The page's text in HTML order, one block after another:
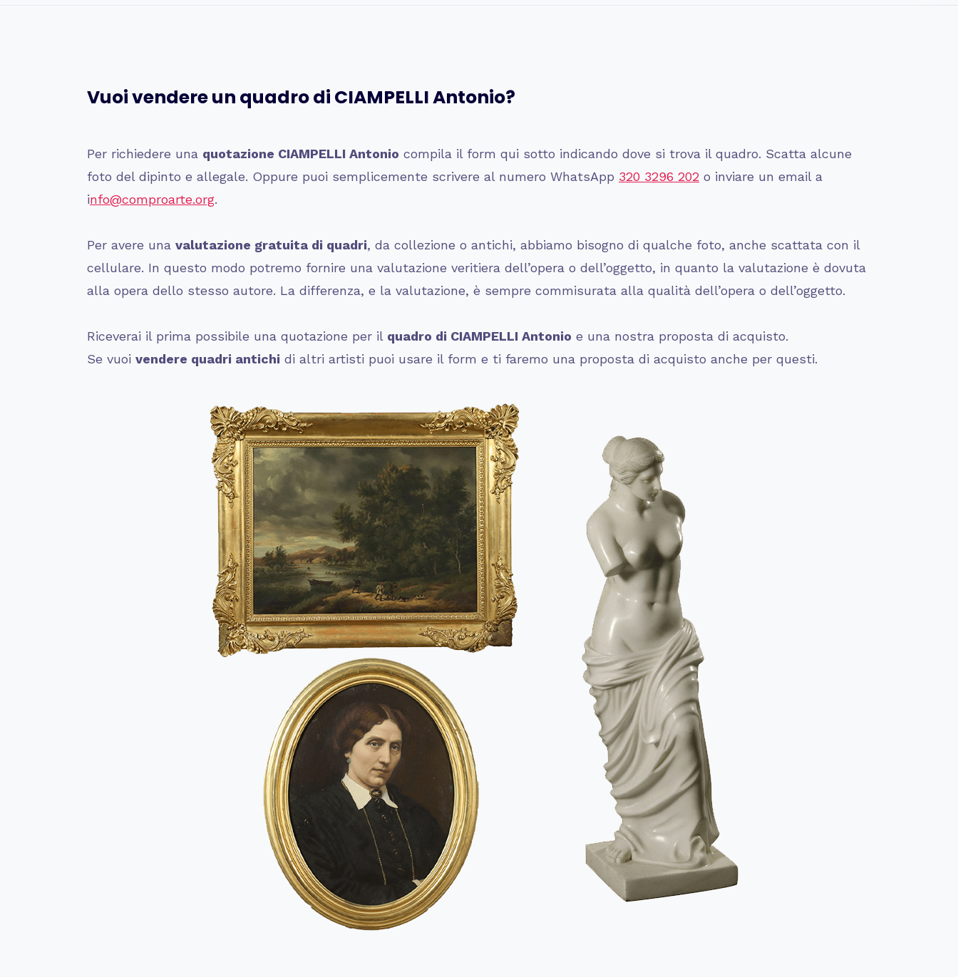
Vuoi vendere un quadro di CIAMPELLI Antonio?
Per richiedere una quotazione CIAMPELLI Antonio compila il form qui sotto indicando dove si trova il quadro. Scatta alcune
foto del dipinto e allegale. Oppure puoi semplicemente scrivere al numero WhatsApp 320 3296 202 o inviare un email a
info@comproarte.org.
Per avere una valutazione gratuita di quadri, da collezione o antichi, abbiamo bisogno di qualche foto, anche scattata con il
cellulare. In questo modo potremo fornire una valutazione veritiera dell’opera o dell’oggetto, in quanto la valutazione è dovuta
alla opera dello stesso autore. La differenza, e la valutazione, è sempre commisurata alla qualità dell’opera o dell’oggetto.
Riceverai il prima possibile una quotazione per il quadro di CIAMPELLI Antonio e una nostra proposta di acquisto.
Se vuoi vendere quadri antichi di altri artisti puoi usare il form e ti faremo una proposta di acquisto anche per questi.